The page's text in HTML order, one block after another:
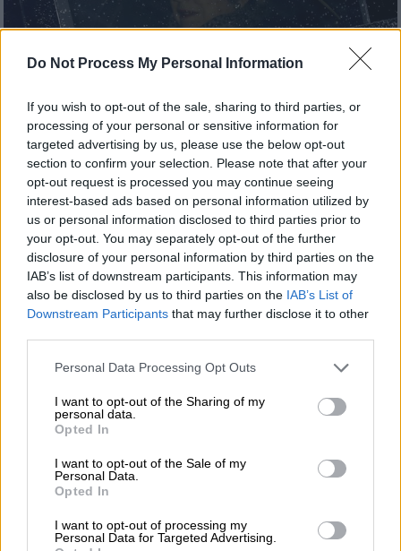
Do Not Process My Personal Information
If you wish to opt-out of the sale, sharing to third parties, or
processing of your personal or sensitive information for
targeted advertising by us, please use the below opt-out
section to confirm your selection. Please note that after your
opt-out request is processed you may continue seeing
interest-based ads based on personal information utilized by
us or personal information disclosed to third parties prior to
your opt-out. You may separately opt-out of the further
disclosure of your personal information by third parties on the
IAB’s list of downstream participants. This information may
also be disclosed by us to third parties on the IAB’s List of
Downstream Participants that may further disclose it to other
Please note that this website/app uses one or more Google
not limited to your visit or usage behaviour. You may click to
grant or deny consent to Google and its third-party tags to
use your data for below specified purposes in below Google
consent section.
Personal Data Processing Opt Outs
I want to opt-out of the Sharing of my
personal data.
Opted In
I want to opt-out of the Sale of my
Personal Data.
Opted In
I want to opt-out of processing my
Personal Data for Targeted Advertising.
Κόσμος|16.01.2019 23:00
Επιβίωσε της πρότασης μομφής η
κυβέρνηση της Τερέζα Μέι
Καταψηφίστηκε η πρόταση μομφής - Οι
Εργατικοί απορρίπτουν συνομιλίες με τη
Βρετανή πρωθυπουργό μέχρι να αποκλείσει
την πιθανότητα ενός Brexit χωρίς συμφωνία
ΑΛΛΑ #TAGS
Στέφανος Κασσελάκης
Αλέξης Τσίπρας
δημοψήφισμα
Μπάμπης Παπαδημητρίου